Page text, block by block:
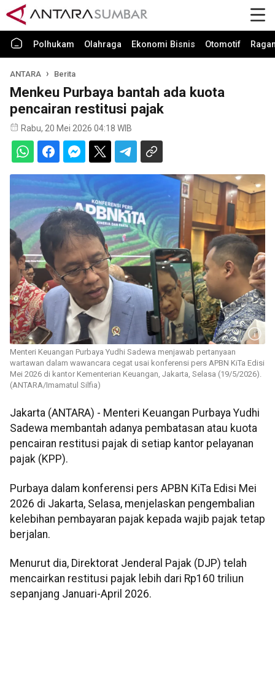
Polhukam Olahraga Ekonomi Bisnis Otomotif
ANTARA Berita
Menkeu Purbaya bantah ada kuota
pencairan restitusi pajak
Rabu, 20 Mei 2026 04:18 WIB
Menteri Keuangan Purbaya Yudhi Sadewa menjawab pertanyaan
wartawan dalam wawancara cegat usai konferensi pers APBN KiTa Edisi
Mei 2026 di kantor Kementerian Keuangan, Jakarta, Selasa (19/5/2026).
(ANTARA/Imamatul Silfia)
Jakarta (ANTARA) - Menteri Keuangan Purbaya Yudhi
Sadewa membantah adanya pembatasan atau kuota
pencairan restitusi pajak di setiap kantor pelayanan
pajak (KPP).
Purbaya dalam konferensi pers APBN KiTa Edisi Mei
2026 di Jakarta, Selasa, menjelaskan pengembalian
kelebihan pembayaran pajak kepada wajib pajak tetap
berjalan.
Menurut dia, Direktorat Jenderal Pajak (DJP) telah
mencairkan restitusi pajak lebih dari Rp160 triliun
sepanjang Januari-April 2026.